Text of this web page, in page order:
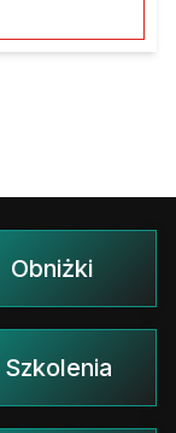
Obniżki
Szkolenia